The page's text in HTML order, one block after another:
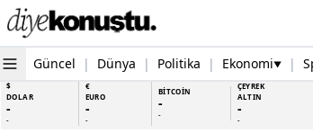
Güncel | Dünya | Politika | Ekonomi▼ |
$
DOLAR
-
-
€
EURO
-
-
BİTCOİN
-
-
ÇEYREK
ALTIN
-
-